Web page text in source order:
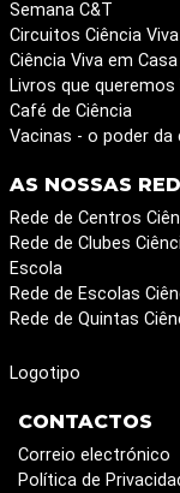
Semana C&T
Circuitos Ciência Viva
Ciência Viva em Casa
Livros que queremos
Café de Ciência
Vacinas - o poder da
AS NOSSAS
Rede de Centros
Rede de Clubes
Escola
Rede de Escolas
Rede de Quintas
Logotipo
CONTACTOS
Correio electrónico
Política de